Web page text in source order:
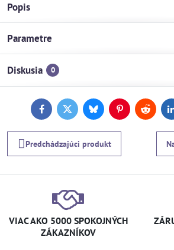
Popis
Parametre
Diskusia 0
FacebookTwitterBlueskyPinterestReddit
Predchádzajúci produkt
VIAC AKO 5000 SPOKOJNÝCH
ZÁKAZNÍKOV